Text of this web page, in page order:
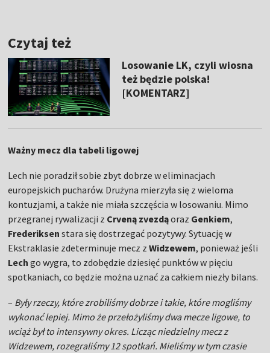
Czytaj też
Losowanie LK, czyli wiosna
też będzie polska!
[KOMENTARZ]
Ważny mecz dla tabeli ligowej
Lech nie poradził sobie zbyt dobrze w eliminacjach
europejskich pucharów. Drużyna mierzyła się z wieloma
kontuzjami, a także nie miała szczęścia w losowaniu. Mimo
przegranej rywalizacji z Crveną zvezdąoraz Genkiem,
Frederiksen stara się dostrzegać pozytywy. Sytuację w
Ekstraklasie zdeterminuje mecz zWidzewem, ponieważ jeśli
Lech go wygra, to zdobędzie dziesięć punktów w pięciu
spotkaniach, co będzie można uznać za całkiem niezły bilans.
– Były rzeczy, które zrobiliśmy dobrze i takie, które mogliśmy
wykonać lepiej. Mimo że przełożyliśmy dwa mecze ligowe, to
wciąż był to intensywny okres. Licząc niedzielny mecz z
Widzewem, rozegraliśmy 12 spotkań. Mieliśmy w tym czasie